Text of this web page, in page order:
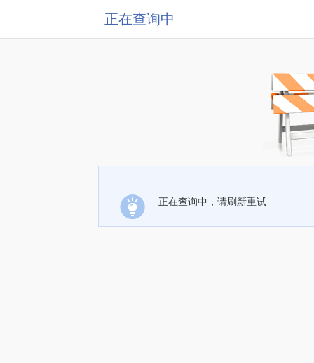
正在查询中
正在查询中，请刷新重试